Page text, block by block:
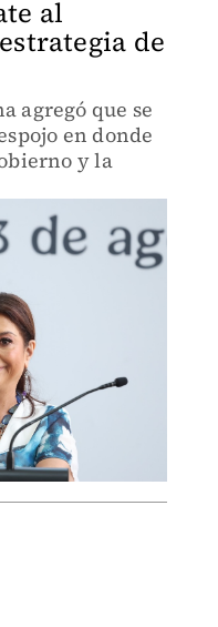
al
de
agregó que se
en donde
y la